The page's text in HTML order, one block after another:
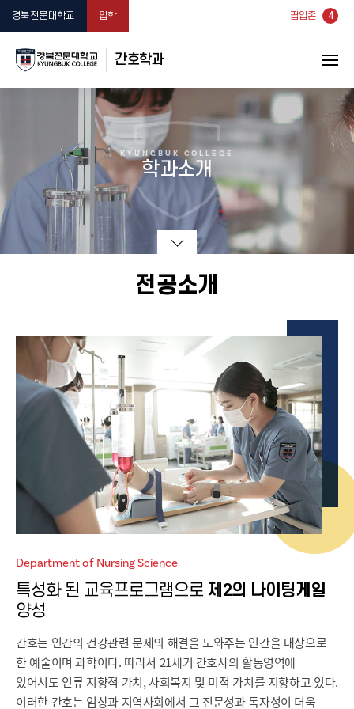
경북전문대학교 입학 팝업존 4
간호학과
KYUNGBUK COLLEGE
학과소개
전공소개
Department of Nursing Science
특성화 된 교육프로그램으로 제2의 나이팅게일
양성
간호는 인간의 건강관련 문제의 해결을 도와주는 인간을 대상으로
한 예술이며 과학이다. 따라서 21세기 간호사의 활동영역에
있어서도 인류 지향적 가치, 사회복지 및 미적 가치를 지향하고 있다.
이러한 간호는 임상과 지역사회에서 그 전문성과 독자성이 더욱